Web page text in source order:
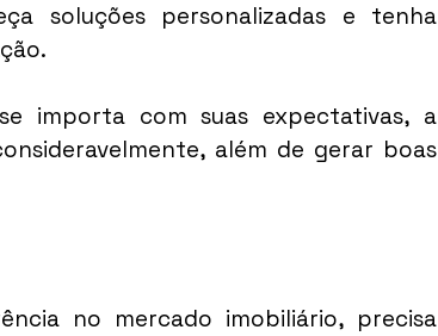
soluções personalizadas e tenha
importa com suas expectativas, a
além de gerar boas
no mercado imobiliário, precisa